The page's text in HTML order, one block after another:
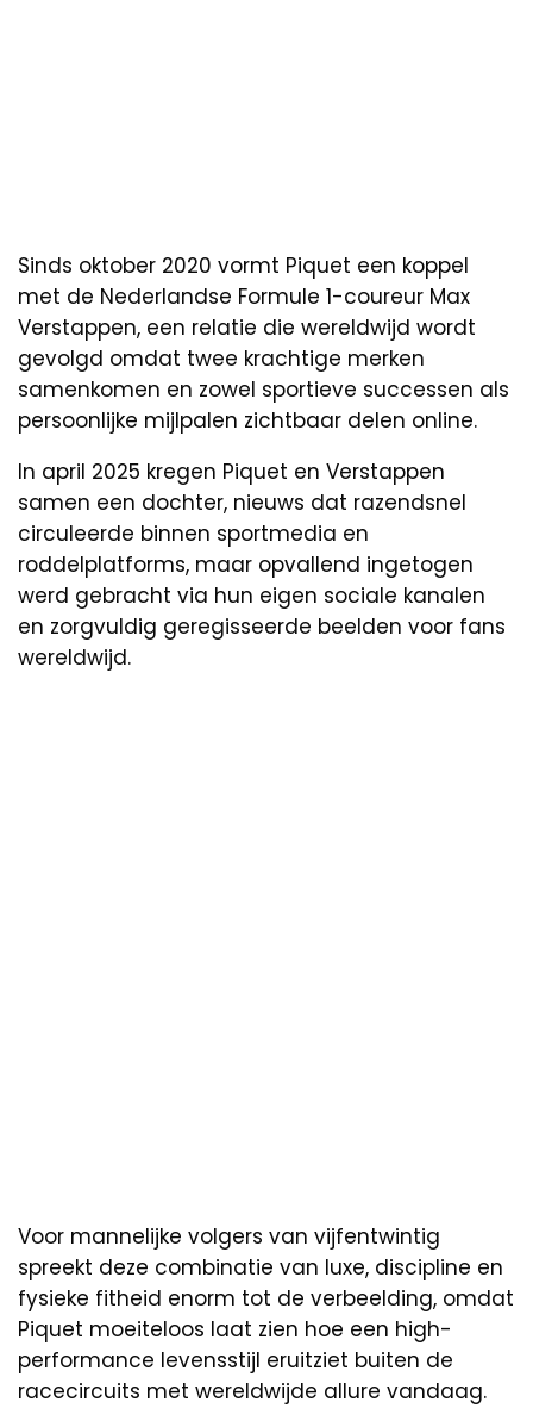
Sinds oktober 2020 vormt Piquet een koppel
met de Nederlandse Formule 1-coureur Max
Verstappen, een relatie die wereldwijd wordt
gevolgd omdat twee krachtige merken
samenkomen en zowel sportieve successen als
persoonlijke mijlpalen zichtbaar delen online.
In april 2025 kregen Piquet en Verstappen
samen een dochter, nieuws dat razendsnel
circuleerde binnen sportmedia en
roddelplatforms, maar opvallend ingetogen
werd gebracht via hun eigen sociale kanalen
en zorgvuldig geregisseerde beelden voor fans
wereldwijd.
Voor mannelijke volgers van vijfentwintig
spreekt deze combinatie van luxe, discipline en
fysieke fitheid enorm tot de verbeelding, omdat
Piquet moeiteloos laat zien hoe een high-
performance levensstijl eruitziet buiten de
racecircuits met wereldwijde allure vandaag.